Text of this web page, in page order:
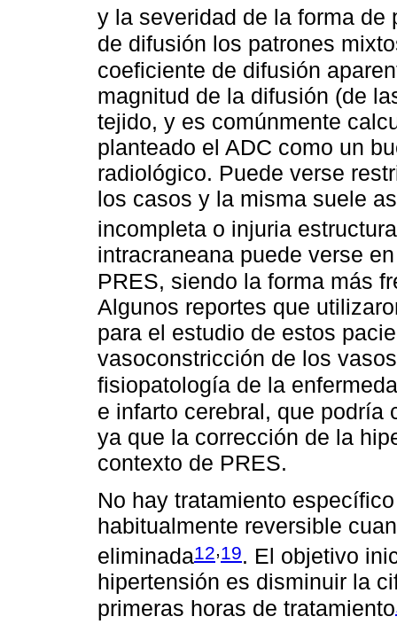
y la severidad de la forma de
de difusión los patrones
coeficiente de difusión
magnitud de la difusión (de
tejido, y es comúnmente
planteado el ADC como un
radiológico. Puede verse
los casos y la misma suele
incompleta o injuria
intracraneana puede verse
PRES, siendo la forma más
Algunos reportes que
para el estudio de estos
vasoconstricción de los
fisiopatología de la
e infarto cerebral, que podría
ya que la corrección de la
contexto de PRES.
No hay tratamiento
habitualmente reversible
eliminada12,19. El objetivo
hipertensión es disminuir la
primeras horas de tratamiento